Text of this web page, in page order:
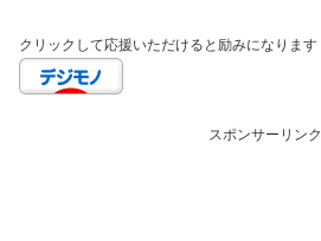
クリックして応援いただけると励みになります
スポンサーリンク